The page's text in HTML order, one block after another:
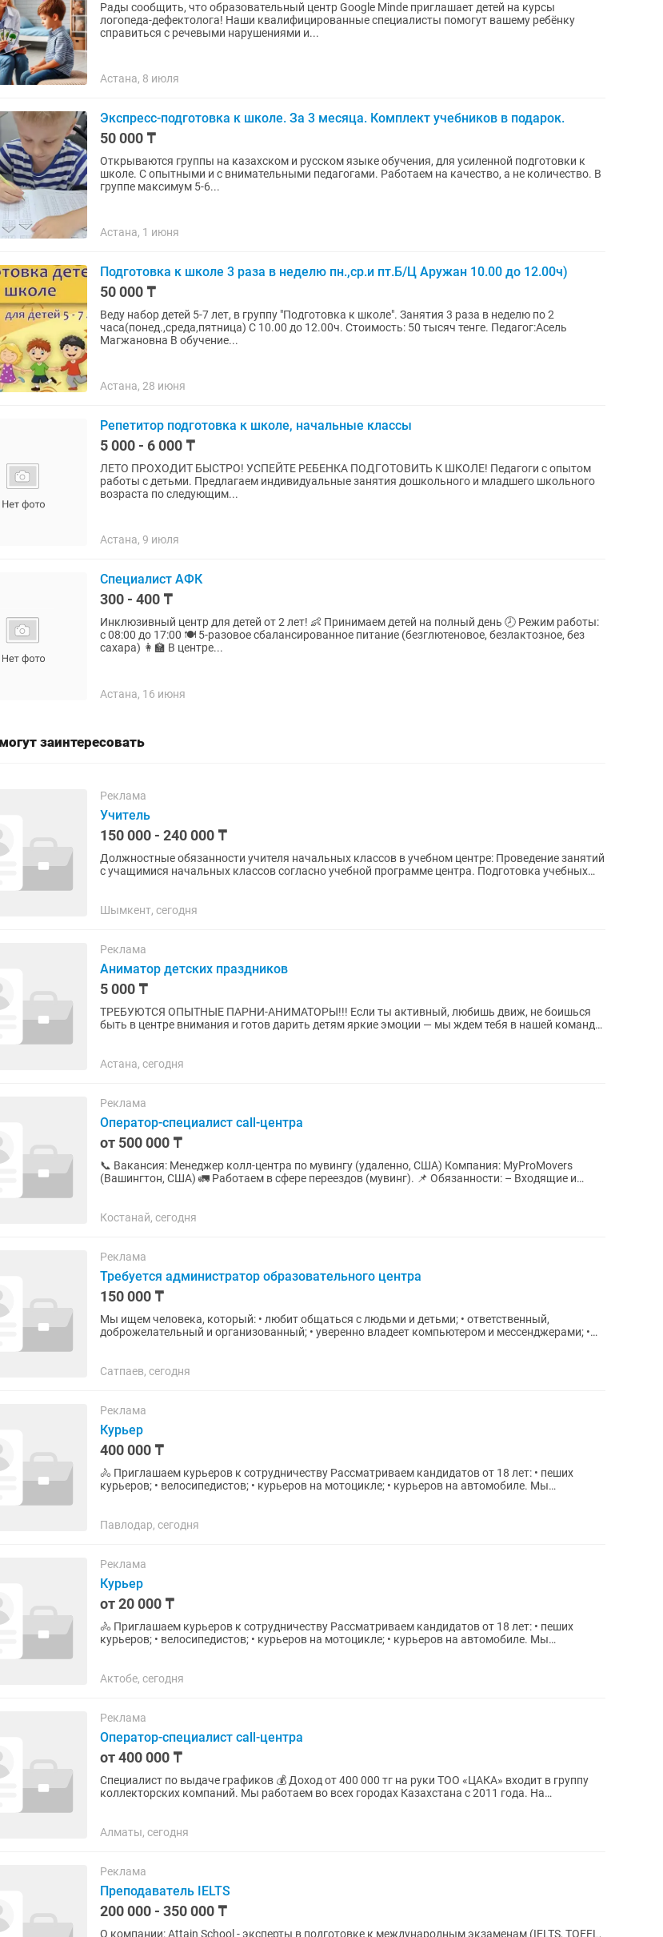
Рады сообщить, что образовательный центр Google Minde приглашает детей на курсы
логопеда-дефектолога! Наши квалифицированные специалисты помогут вашему ребёнку
справиться с речевыми нарушениями и...
Астана, 8 июля
Экспресс-подготовка к школе. За 3 месяца. Комплект учебников в подарок.
50 000 ₸
Открываются группы на казахском и русском языке обучения, для усиленной подготовки к
школе. С опытными и с внимательными педагогами. Работаем на качество, а не количество. В
группе максимум 5-6...
Астана, 1 июня
Подготовка к школе 3 раза в неделю пн.,ср.и пт.Б/Ц Аружан 10.00 до 12.00ч)
50 000 ₸
Веду набор детей 5-7 лет, в группу "Подготовка к школе". Занятия 3 раза в неделю по 2
часа(понед.,среда,пятница) С 10.00 до 12.00ч. Стоимость: 50 тысяч тенге. Педагог:Асель
Магжановна В обучение...
Астана, 28 июня
Репетитор подготовка к школе, начальные классы
5 000 - 6 000 ₸
ЛЕТО ПРОХОДИТ БЫСТРО! УСПЕЙТЕ РЕБЕНКА ПОДГОТОВИТЬ К ШКОЛЕ! Педагоги с опытом
работы с детьми. Предлагаем индивидуальные занятия дошкольного и младшего школьного
возраста по следующим...
Астана, 9 июля
Специалист АФК
300 - 400 ₸
Инклюзивный центр для детей от 2 лет! 👶 Принимаем детей на полный день 🕗 Режим работы:
с 08:00 до 17:00 🍽️ 5-разовое сбалансированное питание (безглютеновое, безлактозное, без
сахара) 👩🏫 В центре...
Астана, 16 июня
заинтересовать
Реклама
Учитель
150 000 - 240 000 ₸
Должностные обязанности учителя начальных классов в учебном центре: Проведение занятий
с учащимися начальных классов согласно учебной программе центра. Подготовка учебных
Шымкент, сегодня
Реклама
Аниматор детских праздников
5 000 ₸
ТРЕБУЮТСЯ ОПЫТНЫЕ ПАРНИ-АНИМАТОРЫ!!! Если ты активный, любишь движ, не боишься
быть в центре внимания и готов дарить детям яркие эмоции — мы ждем тебя в нашей команде!
Астана, сегодня
Реклама
Оператор-специалист call-центра
от 500 000 ₸
📞 Вакансия: Менеджер колл-центра по мувингу (удаленно, США) Компания: MyProMovers
(Вашингтон, США) 🚛 Работаем в сфере переездов (мувинг). 📌 Обязанности: – Входящие и
Костанай, сегодня
Реклама
Требуется администратор образовательного центра
150 000 ₸
Мы ищем человека, который: • любит общаться с людьми и детьми; • ответственный,
доброжелательный и организованный; • уверенно владеет компьютером и мессенджерами; •
Сатпаев, сегодня
Реклама
Курьер
400 000 ₸
🚴 Приглашаем курьеров к сотрудничеству Рассматриваем кандидатов от 18 лет: • пеших
курьеров; • велосипедистов; • курьеров на мотоцикле; • курьеров на автомобиле. Мы
Павлодар, сегодня
Реклама
Курьер
от 20 000 ₸
🚴 Приглашаем курьеров к сотрудничеству Рассматриваем кандидатов от 18 лет: • пеших
курьеров; • велосипедистов; • курьеров на мотоцикле; • курьеров на автомобиле. Мы
Актобе, сегодня
Реклама
Оператор-специалист call-центра
от 400 000 ₸
Специалист по выдаче графиков 💰 Доход от 400 000 тг на руки ТОО «ЦАКА» входит в группу
коллекторских компаний. Мы работаем во всех городах Казахстана с 2011 года. На
Алматы, сегодня
Реклама
Преподаватель IELTS
200 000 - 350 000 ₸
О компании: Attain School - эксперты в подготовке к международным экзаменам (IELTS, TOEFL,